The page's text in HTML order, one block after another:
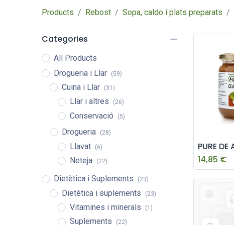
Products Rebost Sopa, caldo i plats preparats
Categories
All Products
Drogueria i Llar
(59)
Cuina i Llar (31)
Llar i altres (26)
Conservació (5)
Drogueria (28)
Llavat (6)
Neteja (22)
Dietètica i Suplements (23)
Dietètica i suplements (23)
Vitamines i minerals (1)
Suplements (22)
14,85 €